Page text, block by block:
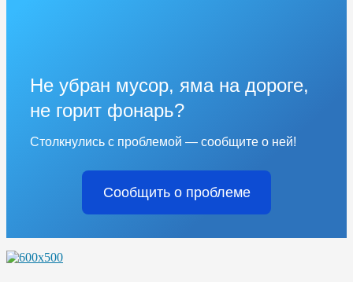
Не убран мусор, яма на дороге,
не горит фонарь?
Столкнулись с проблемой — сообщите о ней!
Сообщить о проблеме